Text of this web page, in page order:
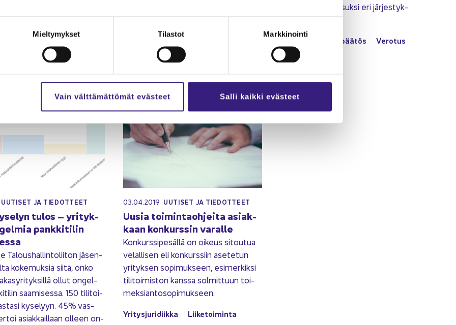
Mieltymykset Tilastot Markkinointi
Vain välttämättömät evästeet Salli kaikki evästeet
ole­via ti­le­jä sul­je­taan syytä
ja pro­ses­sit
Työ­elä­mä­tai­dot
Työ ja ura
vat ve­ro­jen mak­suk­si eri jär­jes­tyk­
ses­sä.
Kir­jan­pi­to ja ti­lin­pää­tös
Ve­ro­tus
Lii­ke­toi­min­ta
UU­TI­SET JA TIE­DOT­TEET
tulos – yri­tyk­
pank­ki­ti­lin
Ta­lous­hal­lin­to­lii­ton jä­sen­
ko­ke­muk­sia siitä, onko
ollut on­gel­
saa­mi­ses­sa. 150 ti­li­toi­
ky­se­lyyn. 45% vas­
asiak­kail­laan ol­leen on­
03.04.2019 UU­TI­SET JA TIE­DOT­TEET
Uusia toi­min­taoh­jei­ta asiak­
kaan kon­kurs­sin va­ral­le
Kon­kurs­si­pe­säl­lä on oi­keus si­tou­tua
ve­lal­li­sen eli kon­kurs­siin ase­te­tun
yri­tyk­sen so­pi­muk­seen, esi­mer­kik­si
ti­li­toi­mis­ton kans­sa sol­mit­tuun toi­
mek­sian­to­so­pi­muk­seen.
Yri­tys­ju­ri­diik­ka Lii­ke­toi­min­ta